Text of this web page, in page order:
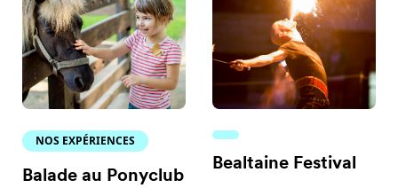
NOS EXPÉRIENCES
Balade au Ponyclub
Bealtaine Festival